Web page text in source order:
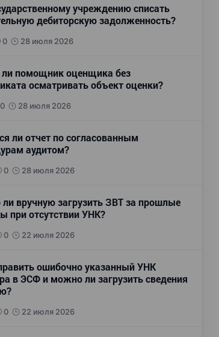
учреждению списать
дебиторскую задолженность?
0 28 июля 2026
помощник оценщика без
осматривать объект оценки?
0 28 июля 2026
ли отчет по согласованным
аудитом?
0 28 июля 2026
вручную загрузить ЗВТ за прошлые
при отсутствии УНК?
0 22 июля 2026
ошибочно указанный УНК
в ЭСФ и можно ли загрузить сведения
0 22 июля 2026